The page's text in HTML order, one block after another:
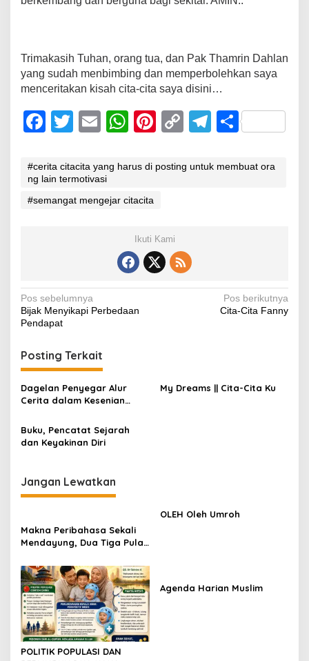
Trimakasih Tuhan, orang tua, dan Pak Thamrin Dahlan
yang sudah menbimbing dan memperbolehkan saya
menceritakan kisah cita-cita saya disini…
F
c
e
b
T
tt
er
E
ail
W
at
A
p
p
Pi
er
C
p
k
T
e
S
ar
#cerita citacita yang harus di posting untuk membuat ora
ng lain termotivasi
#semangat mengejar citacita
Ikuti Kami
Navigasi
pos
Pos sebelumnya
Bijak Menyikapi Perbedaan
Pendapat
Pos berikutnya
Cita-Cita Fanny
Posting Terkait
Dagelan Penyegar Alur
Cerita dalam Kesenian
My Dreams || Cita-Cita Ku
Buku, Pencatat Sejarah
dan Keyakinan Diri
Jangan Lewatkan
Makna Peribahasa Sekali
Mendayung, Dua Tiga Pulau
OLEH Oleh Umroh
POLITIK POPULASI DAN
Agenda Harian Muslim